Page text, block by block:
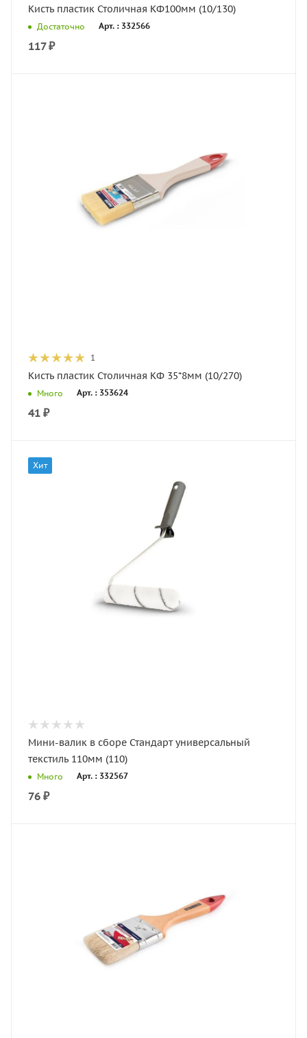
Кисть пластик Столичная КФ100мм (10/130)
Достаточно Арт. : 332566
117₽
1
Кисть пластик Столичная КФ 35*8мм (10/270)
Много Арт. : 353624
41 ₽
Хит
Мини-валик в сборе Стандарт универсальный
текстиль 110мм (110)
Много Арт. : 332567
76 ₽